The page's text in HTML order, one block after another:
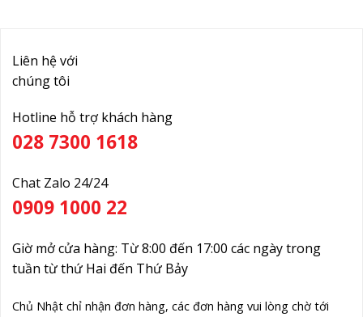
Liên hệ với
chúng tôi
Hotline hỗ trợ khách hàng
028 7300 1618
Chat Zalo 24/24
0909 1000 22
Giờ mở cửa hàng: Từ 8:00 đến 17:00 các ngày trong
tuần từ thứ Hai đến Thứ Bảy
Chủ Nhật chỉ nhận đơn hàng, các đơn hàng vui lòng chờ tới